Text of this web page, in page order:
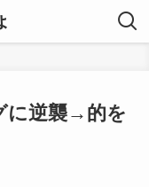
に逆襲→的を